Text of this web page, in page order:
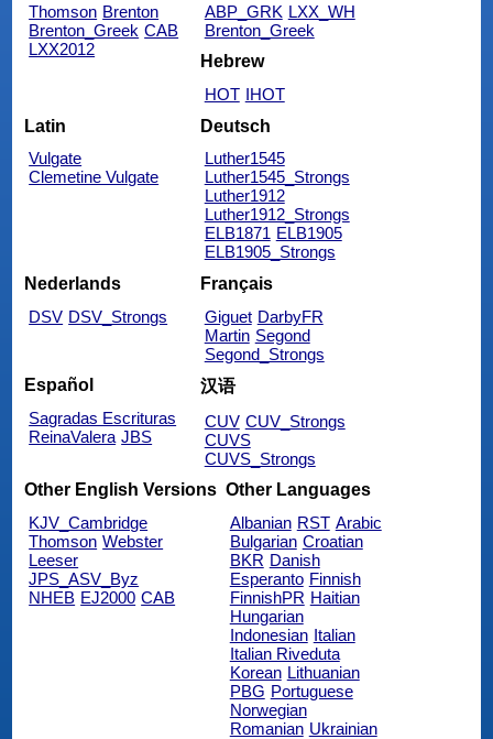
Thomson Brenton
Brenton_Greek CAB
LXX2012
ABP_GRK LXX_WH
Brenton_Greek
Hebrew
HOT IHOT
Latin
Vulgate
Clemetine Vulgate
Deutsch
Luther1545
Luther1545_Strongs
Luther1912
Luther1912_Strongs
ELB1871 ELB1905
ELB1905_Strongs
Nederlands
DSV DSV_Strongs
Français
Giguet DarbyFR
Martin Segond
Segond_Strongs
Español
Sagradas Escrituras
ReinaValera JBS
汉语
CUV CUV_Strongs
CUVS
CUVS_Strongs
Other English Versions
KJV_Cambridge
Thomson Webster
Leeser
JPS_ASV_Byz
NHEB EJ2000 CAB
Other Languages
Albanian RST Arabic
Bulgarian Croatian
BKR Danish
Esperanto Finnish
FinnishPR Haitian
Hungarian
Indonesian Italian
Italian Riveduta
Korean Lithuanian
PBG Portuguese
Norwegian
Romanian Ukrainian